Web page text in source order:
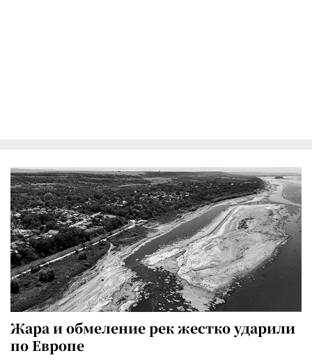
Жара и обмеление рек жестко ударили
по Европе